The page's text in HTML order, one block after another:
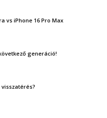
vs iPhone 16 Pro Max
generáció!
visszatérés?